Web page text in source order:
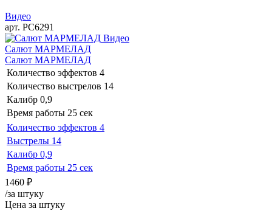
Видео
арт. РС6291
Видео
Салют МАРМЕЛАД
Салют МАРМЕЛАД
Количество эффектов 4
Количество выстрелов 14
Калибр 0,9
Время работы 25 сек
Количество эффектов 4
Выстрелы 14
Калибр 0,9
Время работы 25 сек
1460 ₽
/за штуку
Цена за штуку